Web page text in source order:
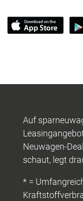
Auf
Neuwagen-
schaut, legt
* =